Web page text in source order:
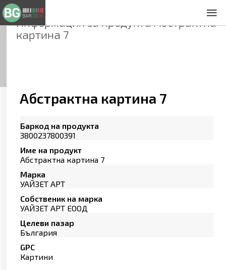
Информация за продуктаАбстрактна
картина 7
Абстрактна картина 7
Баркод на продукта
3800237800391
Име на продукт
Абстрактна картина 7
Марка
УАЙЗЕТ АРТ
Собственик на марка
УАЙЗЕТ АРТ ЕООД
Целеви пазар
България
GPC
Картини